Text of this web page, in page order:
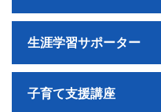
生涯学習サポーター
子育て支援講座